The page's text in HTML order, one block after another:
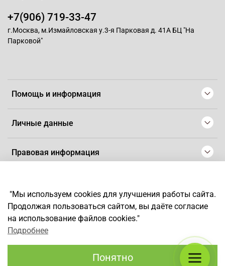
Помощь и информация
Личные данные
Правовая информация
+7(906) 719-33-47
г.Москва, м.Измайловская у.3-я Парковая д. 41А БЦ "На
Парковой"
*Любое использование контента без письменного разрешения
запрещено
"Мы используем cookies для улучшения работы сайта.
Продолжая пользоваться сайтом, вы даёте согласие
на использование файлов cookies."
Подробнее
Понятно